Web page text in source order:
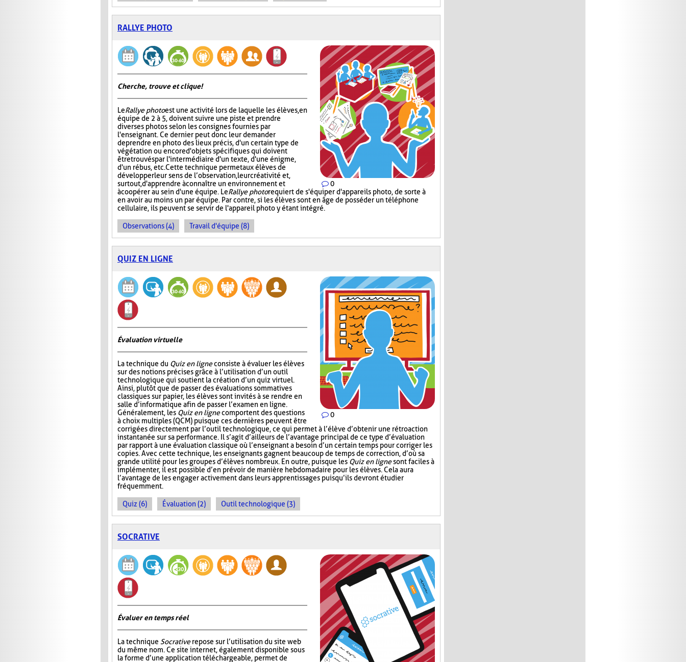
RALLYE PHOTO
0
Cherche, trouve et clique !
LeRallye photoest une activité lors de laquelle les élèves, en
équipe de 2 à 5, doivent suivre une piste et prendre
diverses photos selon les consignes fournies par
l'enseignant. Ce dernier peut donc leur demander
de prendre en photo des lieux précis, d'un certain type de
végétation ou encore d'objets spécifiques qui doivent
être trouvés par l'intermédiaire d'un texte, d'une énigme,
d'un rébus, etc. Cette technique permet aux élèves de
développer leur sens de l’observation, leur créativité et,
surtout, d'apprendre à connaître un environnement et
à coopérer au sein d'une équipe. LeRallye photorequiert de s'équiper d'appareils photo, de sorte à
en avoir au moins un par équipe. Par contre, si les élèves sont en âge de posséder un téléphone
cellulaire, ils peuvent se servir de l'appareil photo y étant intégré.
Observations (4) Travail d'équipe (8)
QUIZ EN LIGNE
0
Évaluation virtuelle
La technique du Quiz en ligneconsiste à évaluer les élèves
sur des notions précises grâce à l’utilisation d’un outil
technologique qui soutient la création d’un quiz virtuel.
Ainsi, plutôt que de passer des évaluations sommatives
classiques sur papier, les élèves sont invités à se rendre en
salle d’informatique afin de passer l’examen en ligne.
Généralement, les Quiz en lignecomportent des questions
à choix multiples (QCM) puisque ces dernières peuvent être
corrigées directement par l’outil technologique, ce qui permet à l’élève d’obtenir une rétroaction
instantanée sur sa performance. Il s’agit d’ailleurs de l’avantage principal de ce type d’évaluation
par rapport à une évaluation classique où l’enseignant a besoin d’un certain temps pour corriger les
copies. Avec cette technique, les enseignants gagnent beaucoup de temps de correction, d’où sa
grande utilité pour les groupes d’élèves nombreux. En outre, puisque les Quiz en lignesont faciles à
implémenter, il est possible d’en prévoir de manière hebdomadaire pour les élèves. Cela aura
l’avantage de les engager activement dans leurs apprentissages puisqu’ils devront étudier
fréquemment.
Quiz (6) Évaluation (2) Outil technologique (3)
SOCRATIVE
Évaluer en temps réel
La technique Socrativerepose sur l’utilisation du site web
du même nom. Ce site internet, également disponible sous
la forme d’une application téléchargeable, permet de